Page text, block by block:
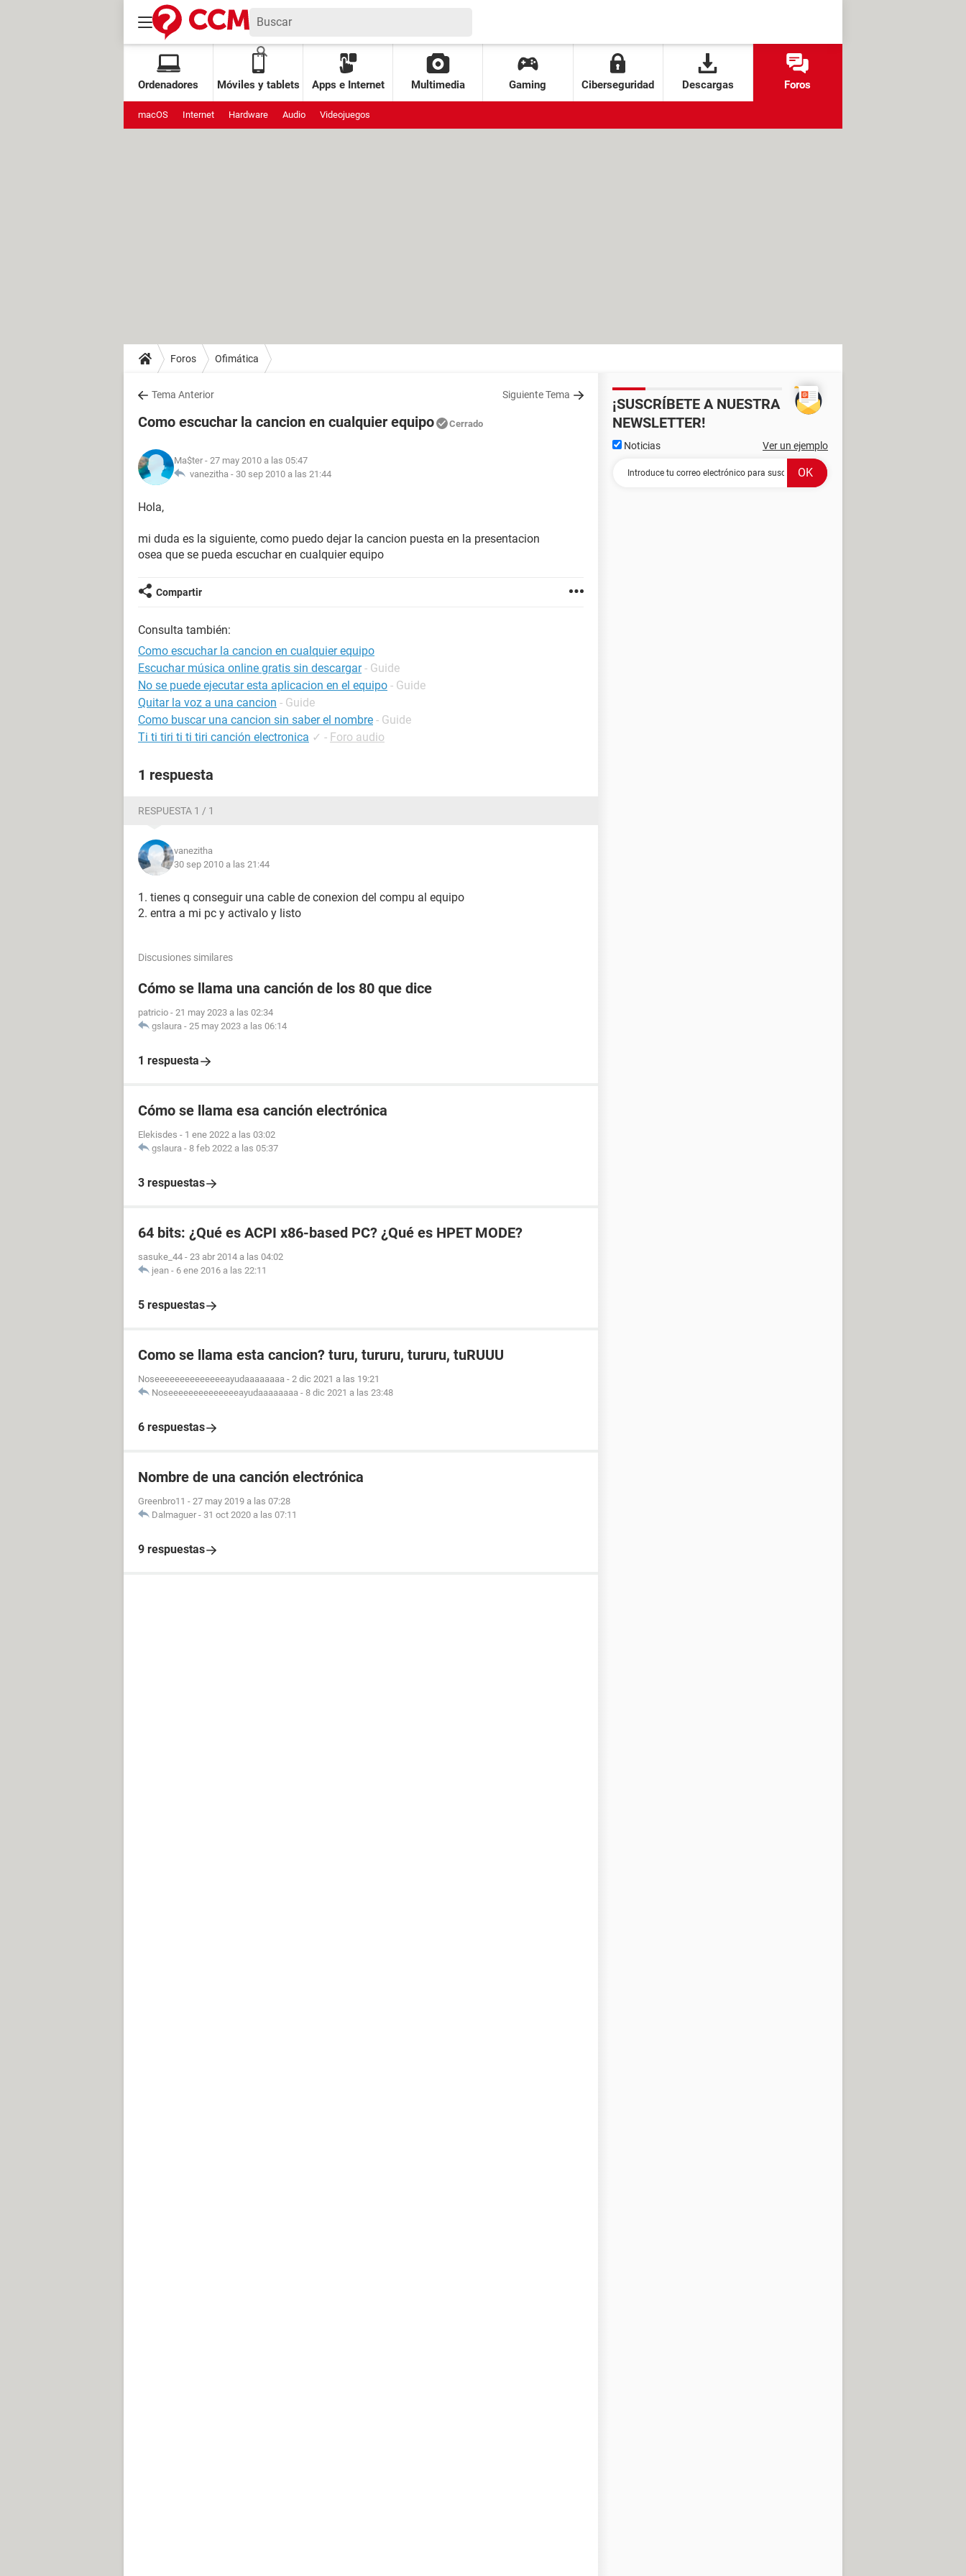
Ordenadores Móviles y tablets Apps e Internet Multimedia Gaming Ciberseguridad Descargas Foros
macOS Internet Hardware Audio Videojuegos
Foros Ofimática
Tema Anterior Siguiente Tema
Como escuchar la cancion en cualquier equipo Cerrado
Ma$ter - 27 may 2010 a las 05:47
vanezitha - 30 sep 2010 a las 21:44
Hola,
mi duda es la siguiente, como puedo dejar la cancion puesta en la presentacion
osea que se pueda escuchar en cualquier equipo
Compartir
Consulta también:
Como escuchar la cancion en cualquier equipo
Escuchar música online gratis sin descargar - Guide
No se puede ejecutar esta aplicacion en el equipo - Guide
Quitar la voz a una cancion - Guide
Como buscar una cancion sin saber el nombre - Guide
Ti ti tiri ti ti tiri canción electronica ✓ - Foro audio
1 respuesta
RESPUESTA 1 / 1
vanezitha
30 sep 2010 a las 21:44
1. tienes q conseguir una cable de conexion del compu al equipo
2. entra a mi pc y activalo y listo
Discusiones similares
Cómo se llama una canción de los 80 que dice
patricio - 21 may 2023 a las 02:34
gslaura - 25 may 2023 a las 06:14
1 respuesta
Cómo se llama esa canción electrónica
Elekisdes - 1 ene 2022 a las 03:02
gslaura - 8 feb 2022 a las 05:37
3 respuestas
64 bits: ¿Qué es ACPI x86-based PC? ¿Qué es HPET MODE?
sasuke_44 - 23 abr 2014 a las 04:02
jean - 6 ene 2016 a las 22:11
5 respuestas
Como se llama esta cancion? turu, tururu, tururu, tuRUUU
Noseeeeeeeeeeeeeeayudaaaaaaaa - 2 dic 2021 a las 19:21
Noseeeeeeeeeeeeeeayudaaaaaaaa - 8 dic 2021 a las 23:48
6 respuestas
Nombre de una canción electrónica
Greenbro11 - 27 may 2019 a las 07:28
Dalmaguer - 31 oct 2020 a las 07:11
9 respuestas
¡SUSCRÍBETE A NUESTRA
NEWSLETTER!
Noticias Ver un ejemplo